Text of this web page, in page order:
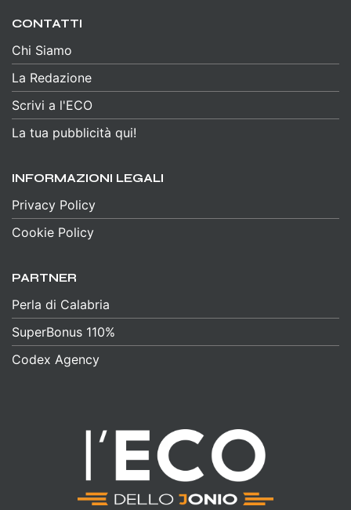
CONTATTI
Chi Siamo
La Redazione
Scrivi a l'ECO
La tua pubblicità qui!
INFORMAZIONI LEGALI
Privacy Policy
Cookie Policy
PARTNER
Perla di Calabria
SuperBonus 110%
Codex Agency